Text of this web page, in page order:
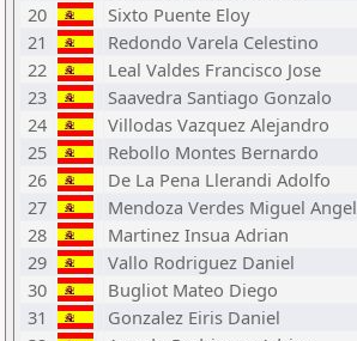
20
Sixto Puente Eloy
21
Redondo Varela Celestino
22
Leal Valdes Francisco Jose
23
Saavedra Santiago Gonzalo
24
Villodas Vazquez Alejandro
25
Rebollo Montes Bernardo
26
De La Pena Llerandi Adolfo
27
Mendoza Verdes Miguel Angel
28
Martinez Insua Adrian
29
Vallo Rodriguez Daniel
30
Bugliot Mateo Diego
31
Gonzalez Eiris Daniel